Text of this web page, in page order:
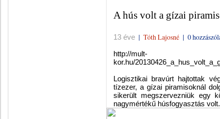
A hús volt a gízai
13 éve | Tóth Lajosné | 0
http://mult-
kor.hu/
Logisztikai bravúrt hajtottak
tízezer, a gízai piramisoknál
sikerült megszervezniük egy
nagymértékű húsfogyasztás volt.